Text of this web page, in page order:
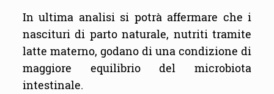
In ultima analisi si potrà affermare che i
nascituri di parto naturale, nutriti tramite
latte materno, godano di una condizione di
maggiore equilibrio del microbiota
intestinale.